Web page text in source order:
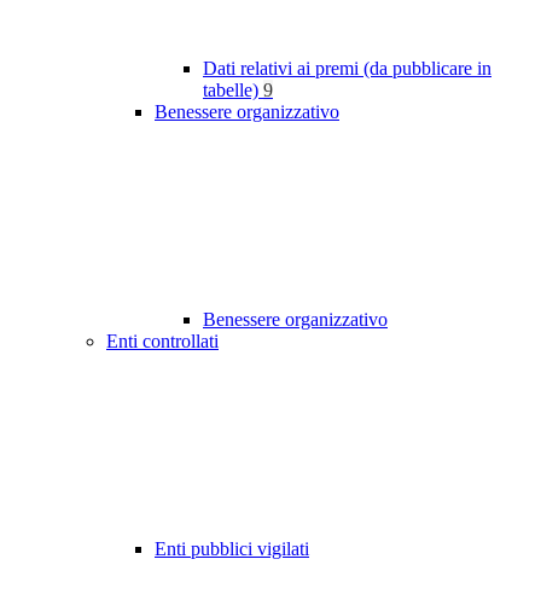
Dati relativi ai premi (da pubblicare in
tabelle) 9
Benessere organizzativo
Benessere organizzativo
Enti controllati
Enti pubblici vigilati